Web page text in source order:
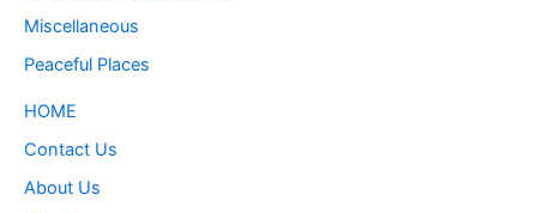
Miscellaneous
Peaceful Places
HOME
Contact Us
About Us